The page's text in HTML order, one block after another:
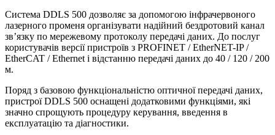
Система DDLS 500 дозволяє за допомогою інфрачервоного
лазерного променя організувати надійний бездротовий канал
зв’язку по мережевому протоколу передачі даних. До послуг
користувачів версії пристроїв з PROFINET / EtherNET-IP /
EtherCAT / Ethernet і відстанню передачі даних до 40 / 120 / 200
м.
Поряд з базовою функціональністю оптичної передачі даних,
пристрої DDLS 500 оснащені додатковими функціями, які
значно спрощують процедуру керування, введення в
експлуатацію та діагностики.